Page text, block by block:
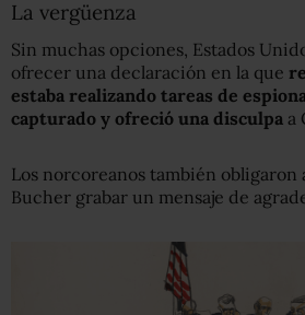
La vergüenza
Sin muchas opciones, Estados
ofrecer una declaración en la que
estaba realizando tareas de
capturado y ofreció una disculpa a
Los norcoreanos también obligaron
Bucher grabar un mensaje de